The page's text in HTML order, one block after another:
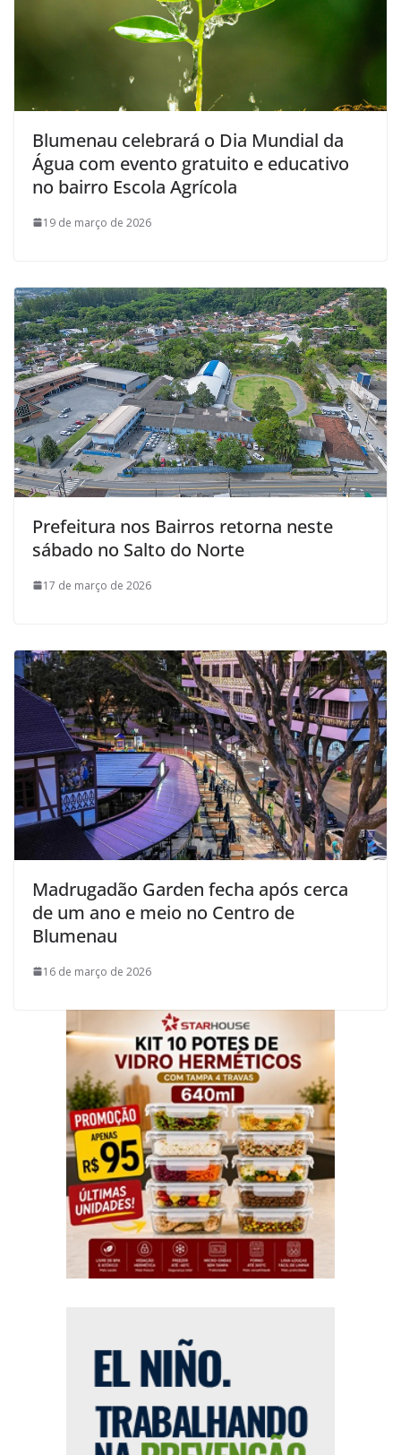
Blumenau celebrará o Dia Mundial da
Água com evento gratuito e educativo
no bairro Escola Agrícola
19 de março de 2026
Prefeitura nos Bairros retorna neste
sábado no Salto do Norte
17 de março de 2026
Madrugadão Garden fecha após cerca
de um ano e meio no Centro de
Blumenau
16 de março de 2026